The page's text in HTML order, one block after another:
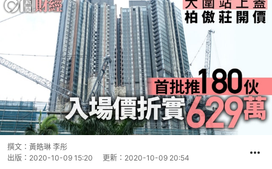
撰文： 黃皓琳 李彤
出版： 2020-10-09 15:20 更新： 2020-10-09 20:54